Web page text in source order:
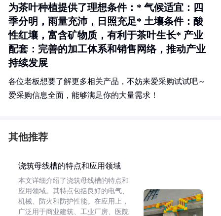
为茶叶种植提供了理想条件：* 气候适宜 ：四
季分明，雨量充沛，日照充足* 土壤条件：酸
性红壤，富含矿物质，有利于茶叶生长* 产业
配套：完善的加工体系和销售网络，推动产业
持续发展
各位老板想要了解更多相关产品，不妨来爱采购试试吧～
爱采购信息全面，能够满足你的大量需求！
其他推荐
浇筑母线槽的特点和应用领域
本文详细介绍了浇筑母线槽的特点和
应用领域。其特点包括良好的电气、
机械、防火和防护性能。在应用上，
广泛用于商业建筑、工业厂房、医院